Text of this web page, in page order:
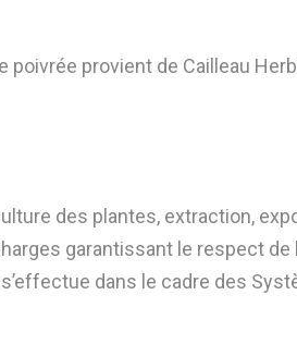
provient de Cailleau
des plantes, extraction,
garantissant le respect de
dans le cadre des